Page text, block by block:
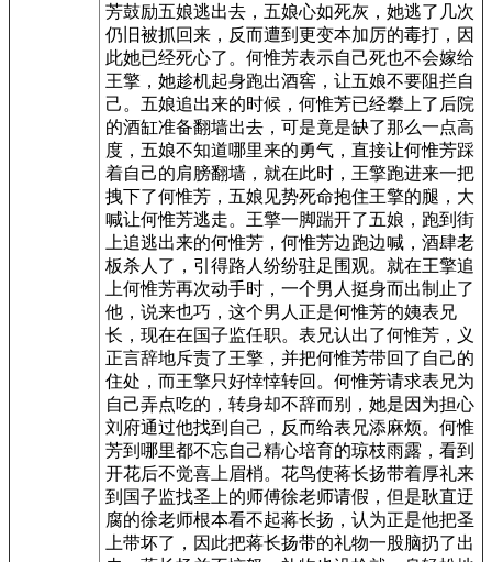
芳鼓励五娘逃出去，五娘心如死灰，她逃了几次
仍旧被抓回来，反而遭到更变本加厉的毒打，因
此她已经死心了。何惟芳表示自己死也不会嫁给
王擎，她趁机起身跑出酒窖，让五娘不要阻拦自
己。五娘追出来的时候，何惟芳已经攀上了后院
的酒缸准备翻墙出去，可是竟是缺了那么一点高
度，五娘不知道哪里来的勇气，直接让何惟芳踩
着自己的肩膀翻墙，就在此时，王擎跑进来一把
拽下了何惟芳，五娘见势死命抱住王擎的腿，大
喊让何惟芳逃走。王擎一脚踹开了五娘，跑到街
上追逃出来的何惟芳，何惟芳边跑边喊，酒肆老
板杀人了，引得路人纷纷驻足围观。就在王擎追
上何惟芳再次动手时，一个男人挺身而出制止了
他，说来也巧，这个男人正是何惟芳的姨表兄
长，现在在国子监任职。表兄认出了何惟芳，义
正言辞地斥责了王擎，并把何惟芳带回了自己的
住处，而王擎只好悻悻转回。何惟芳请求表兄为
自己弄点吃的，转身却不辞而别，她是因为担心
刘府通过他找到自己，反而给表兄添麻烦。何惟
芳到哪里都不忘自己精心培育的琼枝雨露，看到
开花后不觉喜上眉梢。花鸟使蒋长扬带着厚礼来
到国子监找圣上的师傅徐老师请假，但是耿直迂
腐的徐老师根本看不起蒋长扬，认为正是他把圣
上带坏了，因此把蒋长扬带的礼物一股脑扔了出